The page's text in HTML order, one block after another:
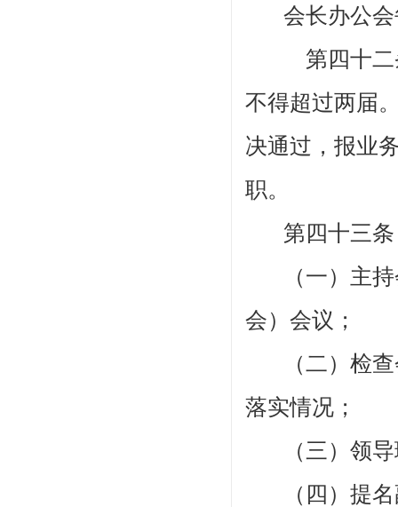
会长办公
第四十
不得超过两届
决通过，报业
职。
第四十三
（一）主
会）会议；
（二）检
落实情况；
（三）领
（四）提